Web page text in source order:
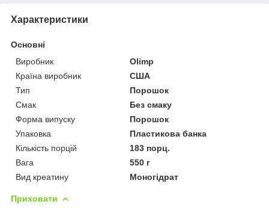
Характеристики
Основні
Виробник
Olimp
Країна виробник
США
Тип
Порошок
Смак
Без смаку
Форма випуску
Порошок
Упаковка
Пластикова банка
Кількість порцій
183 порц.
Вага
550 г
Вид креатину
Моногідрат
Приховати